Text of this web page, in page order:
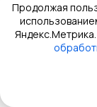
Продолжая